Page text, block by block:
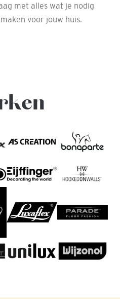
met alles wat je nodig
voor jouw huis.